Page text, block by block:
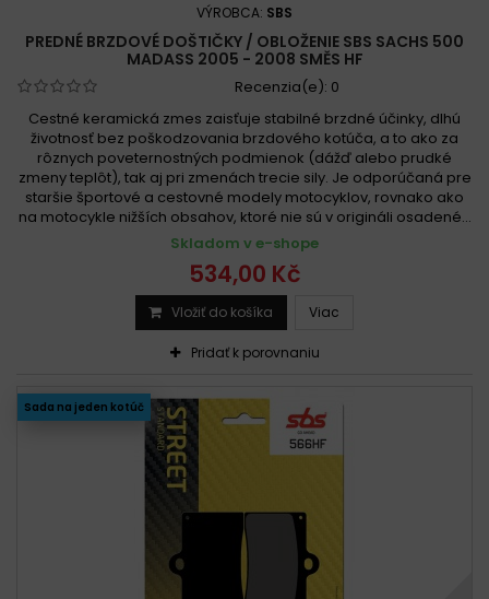
VÝROBCA: SBS
PREDNÉ BRZDOVÉ DOŠTIČKY / OBLOŽENIE SBS SACHS 500
MADASS 2005 - 2008 SMĚS HF
Recenzia(e): 0
Cestné keramická zmes zaisťuje stabilné brzdné účinky, dlhú
životnosť bez poškodzovania brzdového kotúča, a to ako za
rôznych poveternostných podmienok (dážď alebo prudké
zmeny teplôt), tak aj pri zmenách trecie sily. Je odporúčaná pre
staršie športové a cestovné modely motocyklov, rovnako ako
na motocykle nižších obsahov, ktoré nie sú v origináli osadené...
Skladom v e-shope
534,00 Kč
Vložiť do košíka Viac
Pridať k porovnaniu
Sada na jeden kotúč